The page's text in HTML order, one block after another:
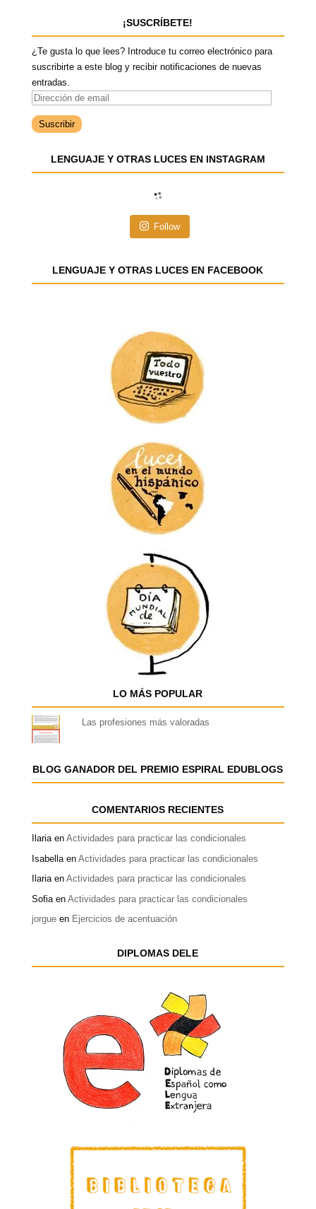
¡SUSCRÍBETE!
¿Te gusta lo que lees? Introduce tu correo electrónico para
suscribirte a este blog y recibir notificaciones de nuevas
entradas.
D
r
c
m
LENGUAJE Y OTRAS LUCES EN INSTAGRAM
Follow
LENGUAJE Y OTRAS LUCES EN FACEBOOK
LO MÁS POPULAR
Las profesiones más valoradas
BLOG GANADOR DEL PREMIO ESPIRAL EDUBLOGS
COMENTARIOS RECIENTES
Ilariaen Actividades para practicar las condicionales
Isabellaen Actividades para practicar las condicionales
Ilariaen Actividades para practicar las condicionales
Sofiaen Actividades para practicar las condicionales
jorgueen Ejercicios de acentuación
DIPLOMAS DELE